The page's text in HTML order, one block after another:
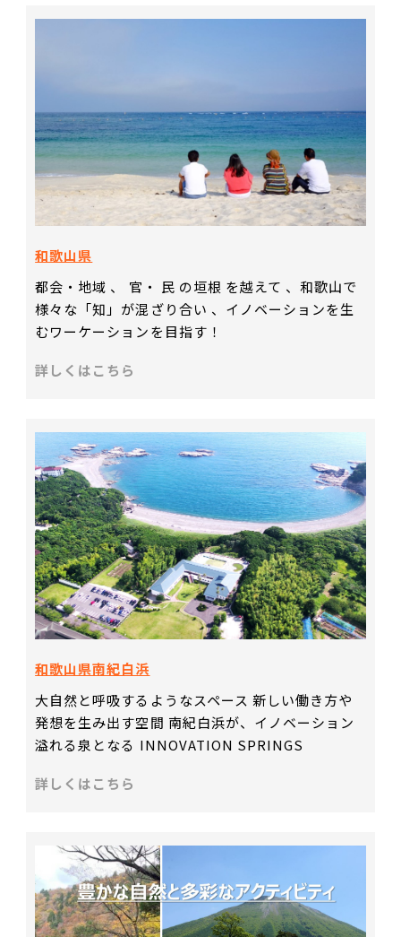
和歌山県
都会・地域 、 官・ 民 の垣根 を越えて 、和歌山で
様々な「知」が混ざり合い 、イノベーションを生
むワーケーションを目指す！
詳しくはこちら
和歌山県南紀白浜
大自然と呼吸するようなスペース 新しい働き方や
発想を生み出す空間 南紀白浜が、イノベーション
溢れる泉となる INNOVATION SPRINGS
詳しくはこちら